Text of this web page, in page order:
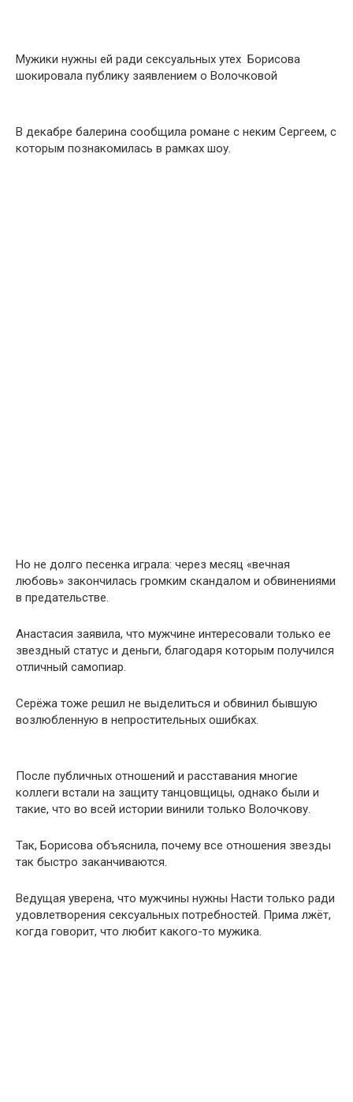
Мужики нужны ей ради сексуальных утех Борисова
шокировала публику заявлением о Волочковой
В декабре балерина сообщила романе с неким Сергеем, с
которым познакомилась в рамках шоу.
Но не долго песенка играла: через месяц «вечная
любовь» закончилась громким скандалом и обвинениями
в предательстве.
Анастасия заявила, что мужчине интересовали только ее
звездный статус и деньги, благодаря которым получился
отличный самопиар.
Серёжа тоже решил не выделиться и обвинил бывшую
возлюбленную в непростительных ошибках.
После публичных отношений и расставания многие
коллеги встали на защиту танцовщицы, однако были и
такие, что во всей истории винили только Волочкову.
Так, Борисова объяснила, почему все отношения звезды
так быстро заканчиваются.
Ведущая уверена, что мужчины нужны Насти только ради
удовлетворения сексуальных потребностей. Прима лжёт,
когда говорит, что любит какого-то мужика.